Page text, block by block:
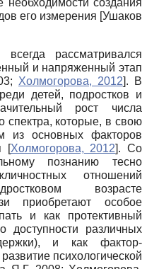
необходимости создания
его измерения [Ушаков
всегда рассматривался
и напряженный этап
; Холмогорова, 2012]. В
детей, подростков и
рост числа
спектра, которые, в свою
из основных факторов
[Холмогорова, 2012]. Со
познанию тесно
отношений
возрасте
приобретают особое
и как протективный
доступности различных
и как фактор-
психологической